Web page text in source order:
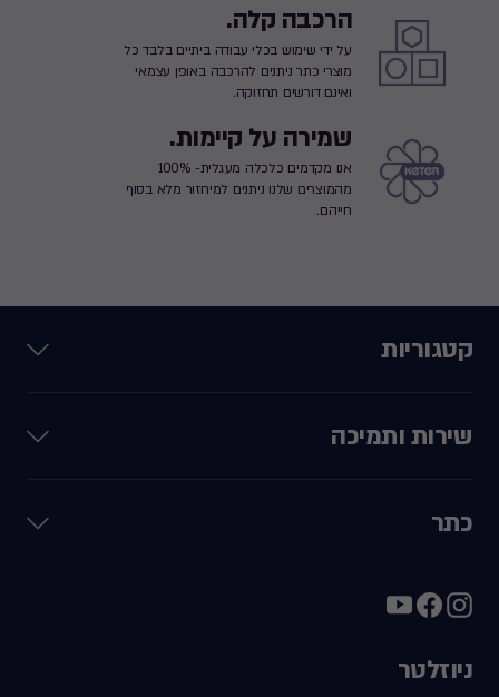
הרכבה קלה.
על ידי שימוש בכלי עבודה ביתיים בלבד כל
מוצרי כתר ניתנים להרכבה באופן עצמאי
ואינם דורשים תחזוקה.
שמירה על קיימות.
אנו מקדמים כלכלה מעגלית- 100%
מהמוצרים שלנו ניתנים למיחזור מלא בסוף
חייהם.
קטגוריות
שירות ותמיכה
כתר
ניוזלטר